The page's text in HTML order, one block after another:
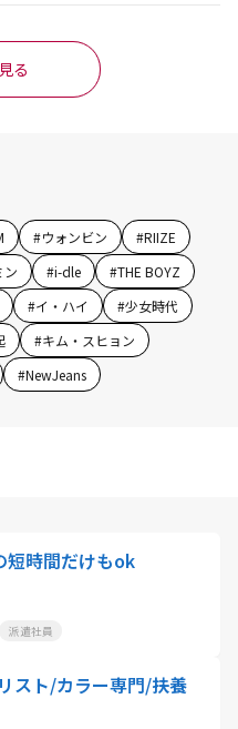
る
#ウォンビン #RIIZE
ン #i-dle #THE BOYZ
#イ・ハイ #少女時代
#キム・スヒョン
#NewJeans
短時間だけもok
派遣社員
スト/カラー専門/扶養